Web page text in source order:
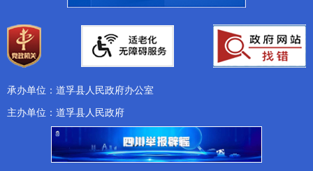
承办单位：道孚县人民政府办公室
主办单位：道孚县人民政府